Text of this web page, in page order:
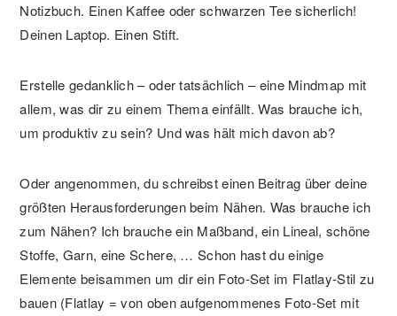
Notizbuch. Einen Kaffee oder schwarzen Tee sicherlich!
Deinen Laptop. Einen Stift.
Erstelle gedanklich – oder tatsächlich – eine Mindmap mit
allem, was dir zu einem Thema einfällt. Was brauche ich,
um produktiv zu sein? Und was hält mich davon ab?
Oder angenommen, du schreibst einen Beitrag über deine
größten Herausforderungen beim Nähen. Was brauche ich
zum Nähen? Ich brauche ein Maßband, ein Lineal, schöne
Stoffe, Garn, eine Schere, … Schon hast du einige
Elemente beisammen um dir ein Foto-Set im Flatlay-Stil zu
bauen (Flatlay = von oben aufgenommenes Foto-Set mit